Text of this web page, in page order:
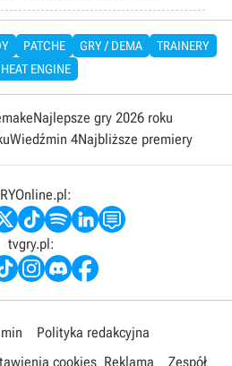
PATCHE GRY / DEMA
TRAINERY
ENGINE
Najlepsze gry 2026 roku
Wiedźmin 4Najbliższe premiery
tvgry.pl:
Polityka redakcyjna
cookies Reklama Zespół